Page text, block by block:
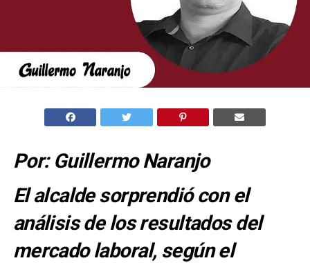
Por: Guillermo Naranjo
El alcalde sorprendió con el
análisis de los resultados del
mercado laboral, según el